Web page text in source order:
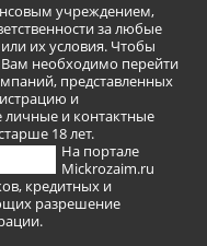
учреждением,
за любые
их условия. Чтобы
необходимо перейти
представленных
и
и контактные
18 лет.
На портале
Mickrozaim.ru
кредитных и
разрешение